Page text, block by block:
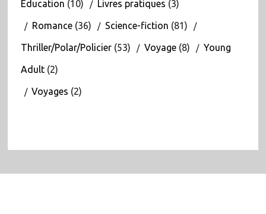
Education (10) Livres pratiques (3)
Romance(36) Science-fiction (81)
Thriller/Polar/Policier(53) Voyage(8) Young
Adult(2)
Voyages (2)